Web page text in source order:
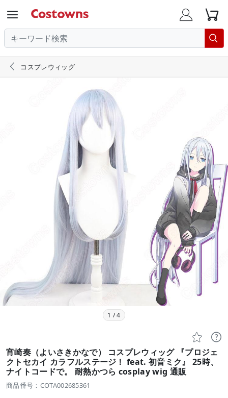
  

 コスプレウィッグ
1 /4
 
宵崎奏（よいさきかなで） コスプレウィッグ 『プロジェ
クトセカイ カラフルステージ！ feat. 初音ミク』 25時、
ナイトコードで。 耐熱かつら cosplay wig 通販
商品番号：COTA002685361